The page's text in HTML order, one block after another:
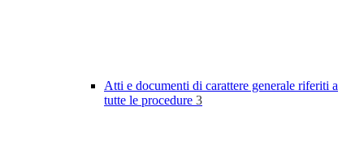
Atti e documenti di carattere generale riferiti a
tutte le procedure 3